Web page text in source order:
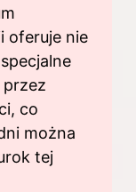
oferuje nie
co
można
tej